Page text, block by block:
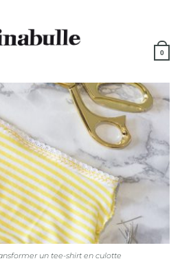
0
un tee-shirt en culotte